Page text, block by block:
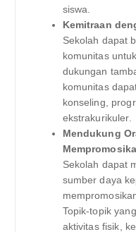
siswa.
Kemitraan
Sekolah dapat
komunitas
dukungan
komunitas
konseling,
ekstrakurikuler.
Mendukung
Sekolah dapat
sumber daya
Topik-topik
aktivitas fisik,